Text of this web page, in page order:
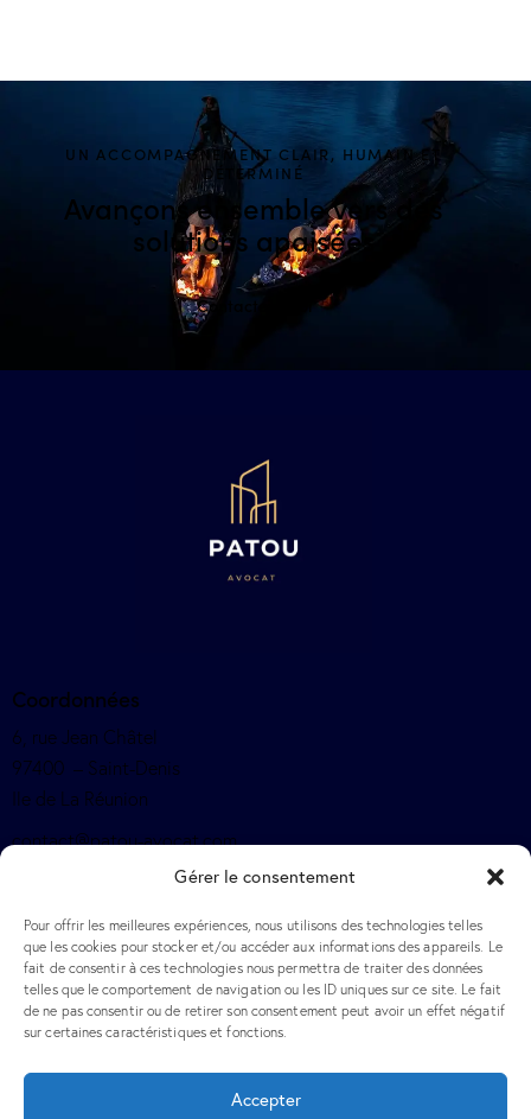
Gérer le consentement
Pour offrir les meilleures expériences, nous utilisons des technologies telles
que les cookies pour stocker et/ou accéder aux informations des appareils. Le
fait de consentir à ces technologies nous permettra de traiter des données
telles que le comportement de navigation ou les ID uniques sur ce site. Le fait
de ne pas consentir ou de retirer son consentement peut avoir un effet négatif
sur certaines caractéristiques et fonctions.
Accepter
UN ACCOMPAGNEMENT CLAIR, HUMAIN ET
DÉTERMINÉ
Avançons ensemblevers des
solutions apaisées
Contactez-moi
Coordonnées
6, rue Jean Châtel
97400 – Saint-Denis
Ile de La Réunion
contact@patou-avocat.com
+262 692 50 77 77
Légale
Mentions légales
Contact